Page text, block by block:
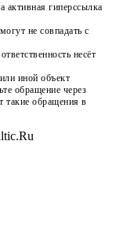
активная гиперссылка
не совпадать с
несёт
иной объект
обращение через
такие обращения в